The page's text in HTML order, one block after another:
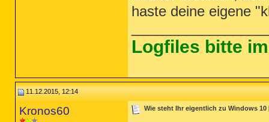
haste deine eigene
Logfiles bitte
11.12.2015, 12:14
Kronos60 Wie steht Ihr eigentlich zu Windows